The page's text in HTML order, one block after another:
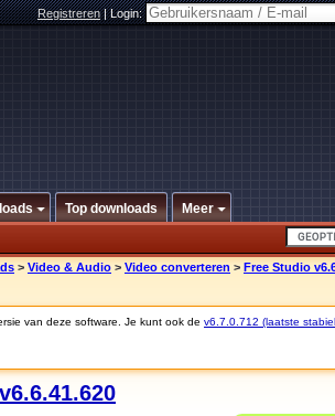
Registreren|Login:
Top downloads Meer
> Video & Audio > Video converteren > Free Studio
van deze software. Je kunt ook de v6.7.0.712 (laatste